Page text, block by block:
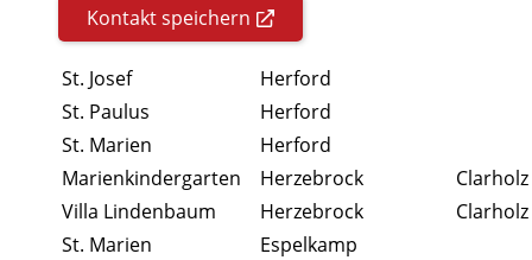
Kontakt speichern
St. Josef
Herford
St. Paulus
Herford
St. Marien
Herford
Marienkindergarten
Herzebrock
Clarholz
Villa Lindenbaum
Herzebrock
Clarholz
St. Marien
Espelkamp